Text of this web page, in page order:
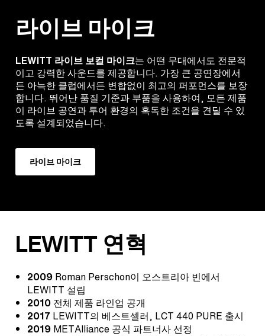
라이브 마이크
LEWITT 라이브 보컬 마이크는 어떤 무대에서도 전문적
이고 강력한 사운드를 제공합니다. 가장 큰 공연장에서
든 아늑한 클럽에서든 변합없이 최고의 퍼포먼스를 보장
합니다. 뛰어난 품질 기준과 부품을 사용하여, 모든 제품
이 라이브 공연과 투어 환경의 혹독한 조건을 견딜 수 있
도록 설계되었습니다.
라이브 마이크
LEWITT 연혁
2009 Roman Perschon이 오스트리아 빈에서
LEWITT 설립
2010 전체 제품 라인업 공개
2017 LEWITT의 베스트셀러, LCT 440 PURE 출시
2019 METAlliance 공식 파트너사 선정